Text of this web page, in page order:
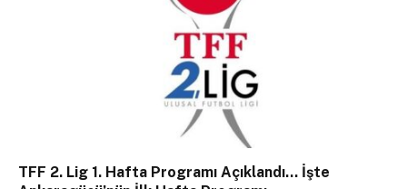
TFF 2. Lig 1. Hafta Programı Açıklandı… İşte